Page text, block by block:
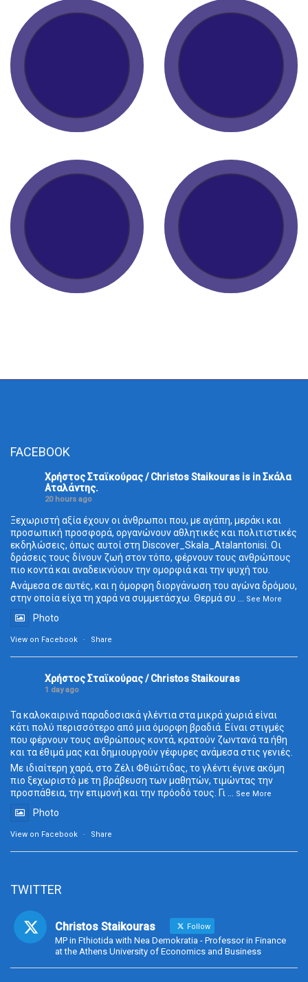
FACEBOOK
Χρήστος Σταϊκούρας / Christos Staikouras is in Σκάλα
Aταλάντης.
20 hours ago
Ξεχωριστή αξία έχουν οι άνθρωποι που, με αγάπη, μεράκι και
προσωπική προσφορά, οργανώνουν αθλητικές και πολιτιστικές
εκδηλώσεις, όπως αυτοί στη Discover_Skala_Atalantonisi. Οι
δράσεις τους δίνουν ζωή στον τόπο, φέρνουν τους ανθρώπους
πιο κοντά και αναδεικνύουν την ομορφιά και την ψυχή του.
Ανάμεσα σε αυτές, και η όμορφη διοργάνωση του αγώνα δρόμου,
στην οποία είχα τη χαρά να συμμετάσχω. Θερμά συ
See More
Photo
View on Facebook · Share
Χρήστος Σταϊκούρας / Christos Staikouras
1 day ago
Τα καλοκαιρινά παραδοσιακά γλέντια στα μικρά χωριά είναι
κάτι πολύ περισσότερο από μια όμορφη βραδιά. Είναι στιγμές
που φέρνουν τους ανθρώπους κοντά, κρατούν ζωντανά τα ήθη
και τα έθιμά μας και δημιουργούν γέφυρες ανάμεσα στις γενιές.
Με ιδιαίτερη χαρά, στο Ζέλι Φθιώτιδας, το γλέντι έγινε ακόμη
πιο ξεχωριστό με τη βράβευση των μαθητών, τιμώντας την
προσπάθεια, την επιμονή και την πρόοδό τους. Γι
See More
Photo
View on Facebook · Share
TWITTER
Christos Staikouras Follow
MP in Fthiotida with Nea Demokratia - Professor in Finance
at the Athens University of Economics and Business